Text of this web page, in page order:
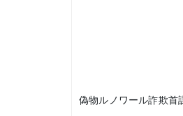
偽物ルノワール詐欺首